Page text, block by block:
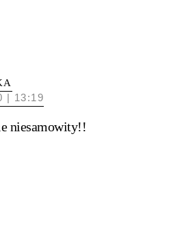
| 13:19
niesamowity!!